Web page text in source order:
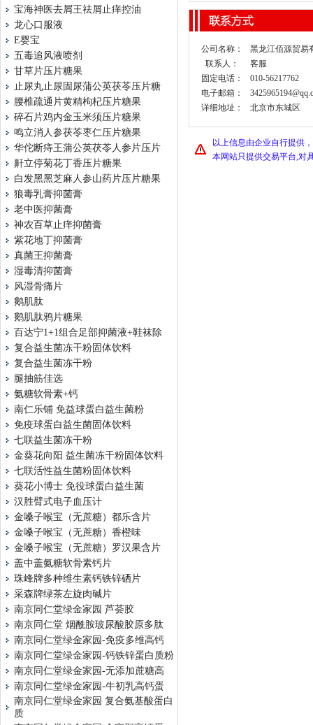
宝海神医去屑王祛屑止痒控油
龙心口服液
E婴宝
五毒追风液喷剂
甘草片压片糖果
止尿丸止尿固尿蒲公英茯苓压片糖
腰椎疏通片黄精枸杞压片糖果
碎石片鸡内金玉米须压片糖果
鸣立消人参茯苓枣仁压片糖果
华佗断痔王蒲公英茯苓人参片压片
鼾立停菊花丁香压片糖果
白发黑黑芝麻人参山药片压片糖果
狼毒乳膏抑菌膏
老中医抑菌膏
神农百草止痒抑菌膏
紫花地丁抑菌膏
真菌王抑菌膏
湿毒清抑菌膏
风湿骨痛片
鹅肌肽
鹅肌肽鸦片糖果
百达宁1+1组合足部抑菌液+鞋袜除
复合益生菌冻干粉固体饮料
复合益生菌冻干粉
腿抽筋佳选
氨糖软骨素+钙
南仁乐铺 免益球蛋白益生菌粉
免疫球蛋白益生菌固体饮料
七联益生菌冻干粉
金葵花向阳 益生菌冻干粉固体饮料
七联活性益生菌粉固体饮料
葵花小博士 免役球蛋白益生菌
汉胜臂式电子血压计
金嗓子喉宝（无蔗糖）都乐含片
金嗓子喉宝（无蔗糖）香橙味
金嗓子喉宝（无蔗糖）罗汉果含片
盖中盖氨糖软骨素钙片
珠峰牌多种维生素钙铁锌硒片
采森牌绿茶左旋肉碱片
南京同仁堂绿金家园 芦荟胶
南京同仁堂 烟酰胺玻尿酸胶原多肽
南京同仁堂绿金家园-免疫多维高钙
南京同仁堂绿金家园-钙铁锌蛋白质粉
南京同仁堂绿金家园-无添加蔗糖高
南京同仁堂绿金家园-牛初乳高钙蛋
南京同仁堂绿金家园 复合氨基酸蛋白
质
公司名称：
黑龙江佰源贸易
联系人：
客服
固定电话：
010-56217762
电子邮箱：
详细地址：
北京市东城区
以上信息由企业自行提供
本网站只提供交易平台,对